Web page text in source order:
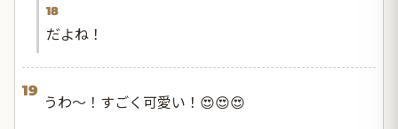
18
だよね！
19
うわ〜！すごく可愛い！😍😍😍